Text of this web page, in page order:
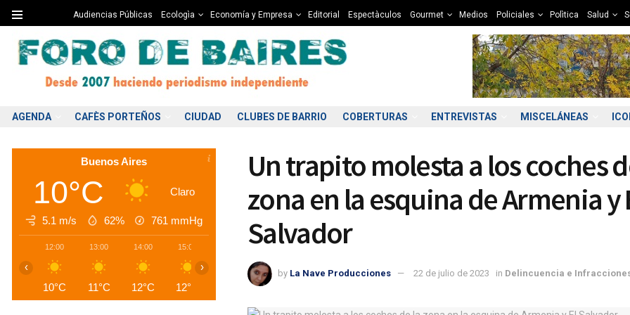
Audiencias Públicas Ecologìa Economía y Empresa Editorial Espectàculos Gourmet Medios Policiales Polìtica Salud
AGENDA CAFÈS PORTEÑOS CIUDAD CLUBES DE BARRIO COBERTURAS ENTREVISTAS MISCELÁNEAS
Un trapito molesta a los coches
zona en la esquina de Armenia y
Salvador
by La Nave Producciones 22 de julio de 2023 in Delincuencia e
Buenos Aires
10°C Claro
5.1 m/s 62% 761 mmHg
12:00
10°C
13:00
11°C
14:00
12°C
15:00
12°C
17:00
12°C
18:00
‹ ›